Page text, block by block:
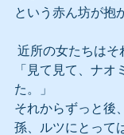
という赤ん坊が抱
「見て見て、ナオ
た。」
それからずっと後
孫、ルツにとって